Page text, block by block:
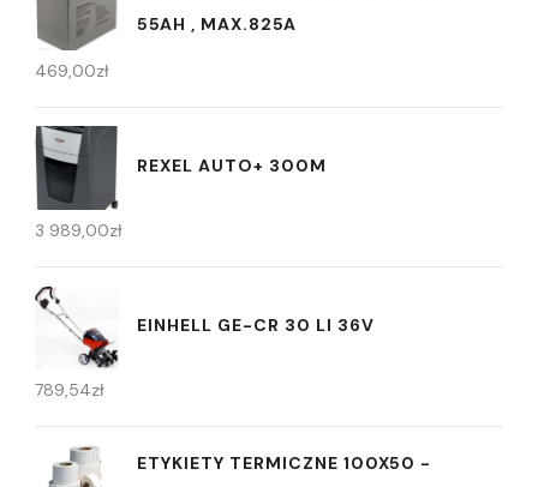
55AH , MAX.825A
469,00zł
REXEL AUTO+ 300M
3 989,00zł
EINHELL GE-CR 30 LI 36V
789,54zł
ETYKIETY TERMICZNE 100X50 -